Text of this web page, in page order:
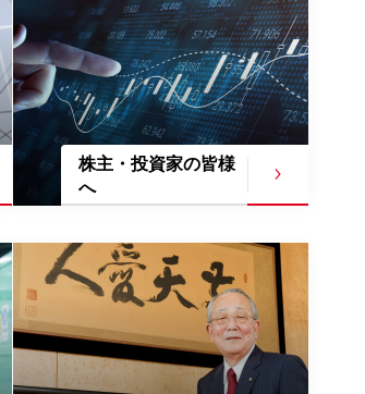
株主・投資家の皆様
へ